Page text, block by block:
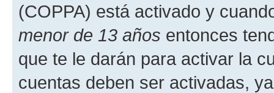
(COPPA) está activado y
menor de 13 años entonces
que te le darán para activar la
cuentas deben ser activadas,